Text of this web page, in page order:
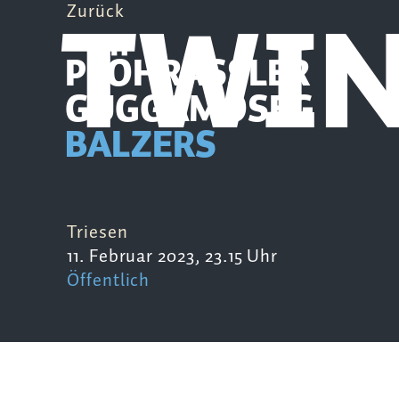
PFÖHRASSLER
GUGGAMOSEG
BALZERS
Zurück
Triesen
11. Februar 2023, 23.15 Uhr
Öffentlich